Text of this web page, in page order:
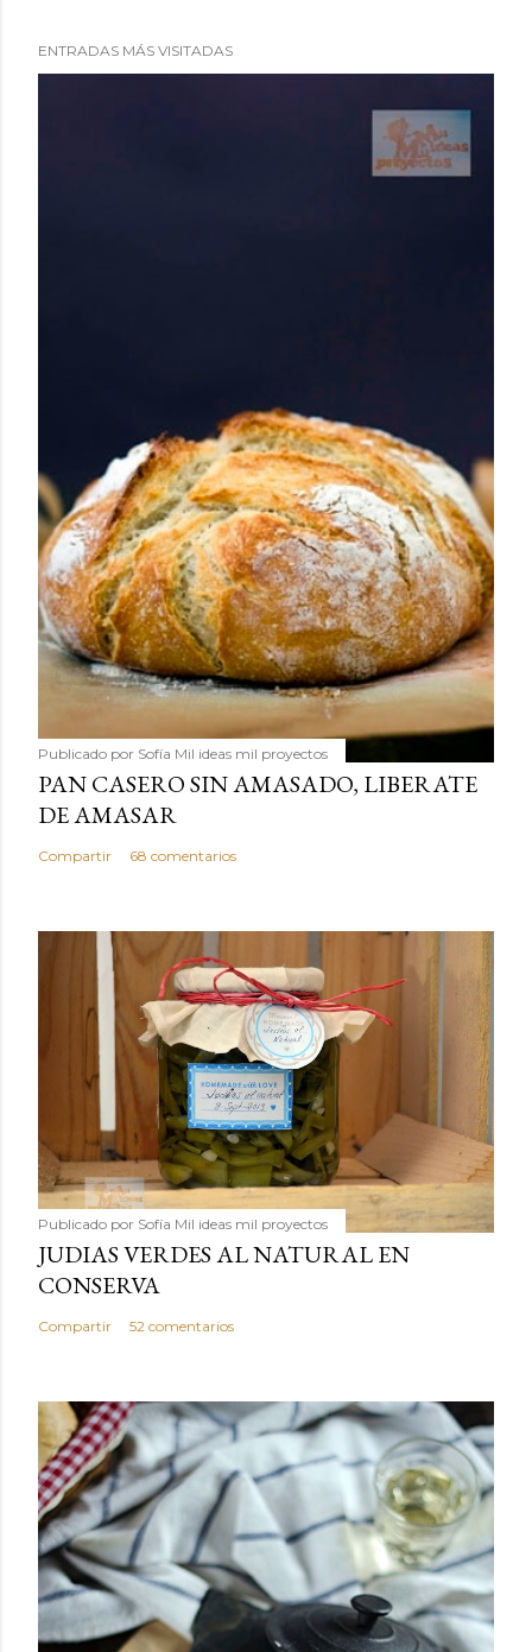
ENTRADAS MÁS VISITADAS
Publicado por Sofía Mil ideas mil proyectos
PAN CASERO SIN AMASADO, LIBERATE
DE AMASAR
Compartir 68 comentarios
Publicado por Sofía Mil ideas mil proyectos
JUDIAS VERDES AL NATURAL EN
CONSERVA
Compartir 52 comentarios